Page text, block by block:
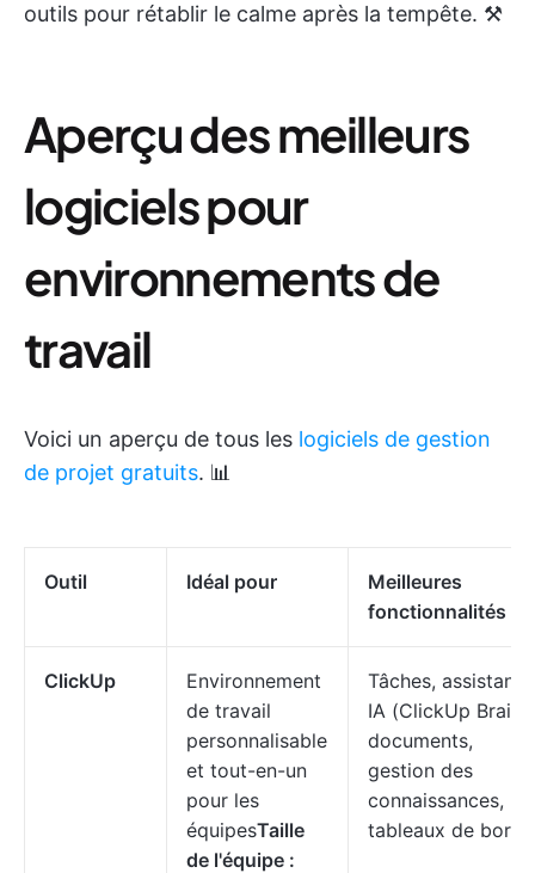
outils pour rétablir le calme après la tempête. ⚒️
Aperçu des meilleurs
logiciels pour
environnements de
travail
Voici un aperçu de tous les logiciels de gestion
de projet gratuits. 📊
Outil Idéal pour
Meilleures
fonctionnalités
ClickUp
Environnement
de travail
personnalisable
et tout-en-un
pour les
équipesTaille
de l'équipe :
Tâches, assistance
IA (ClickUp Brain),
documents,
gestion des
connaissances,
tableaux de bord